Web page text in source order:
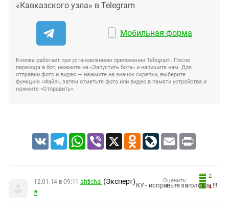
«Кавказского узла» в Telegram
Мобильная форма
Кнопка работает при установленном приложении Telegram. После
перехода в бот, нажмите на «Запустить бота» и напишите нам. Для
отправки фото и видео — нажмите на значок скрепки, выберите
функцию «Файл», затем отметьте фото или видео в памяти устройства и
нажмите «Отправить».
VK TelegramWhatsApp
Viber X Odnoklassniki
LiveJournal
Email Print
2
4
Оценить:
12.01.14 в 09:11 ahtichai (Эксперт)
#
КУ - исправьте заголовок !!!